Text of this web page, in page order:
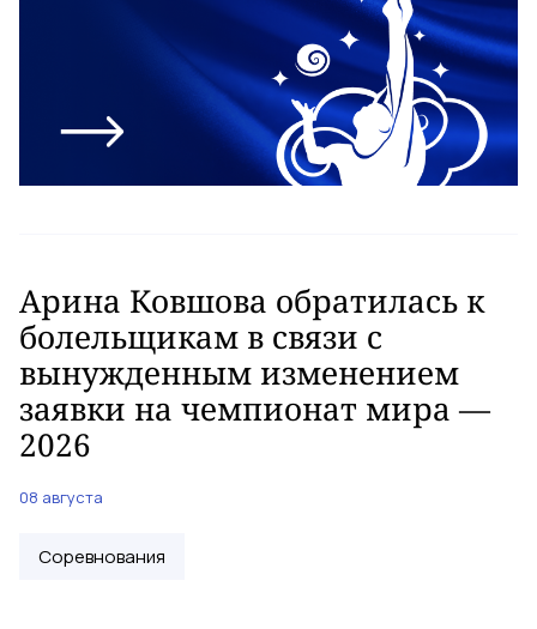
Арина Ковшова обратилась к
болельщикам в связи с
вынужденным изменением
заявки на чемпионат мира —
2026
08 августа
Соревнования